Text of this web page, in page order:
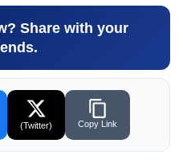
Share with your
(Twitter) Copy Link